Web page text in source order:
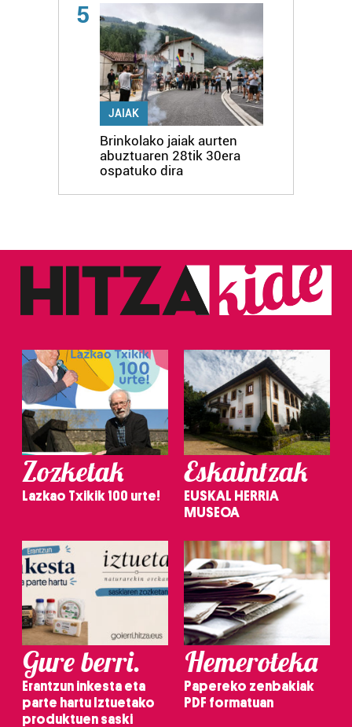
5
JAIAK
Brinkolako jaiak aurten
abuztuaren 28tik 30era
ospatuko dira
Zozketak
Lazkao Txikik 100 urte!
Eskaintzak
EUSKAL HERRIA
MUSEOA
Gure berri.
Erantzun inkesta eta
parte hartu Iztuetako
produktuen saski
Hemeroteka
Papereko zenbakiak
PDF formatuan